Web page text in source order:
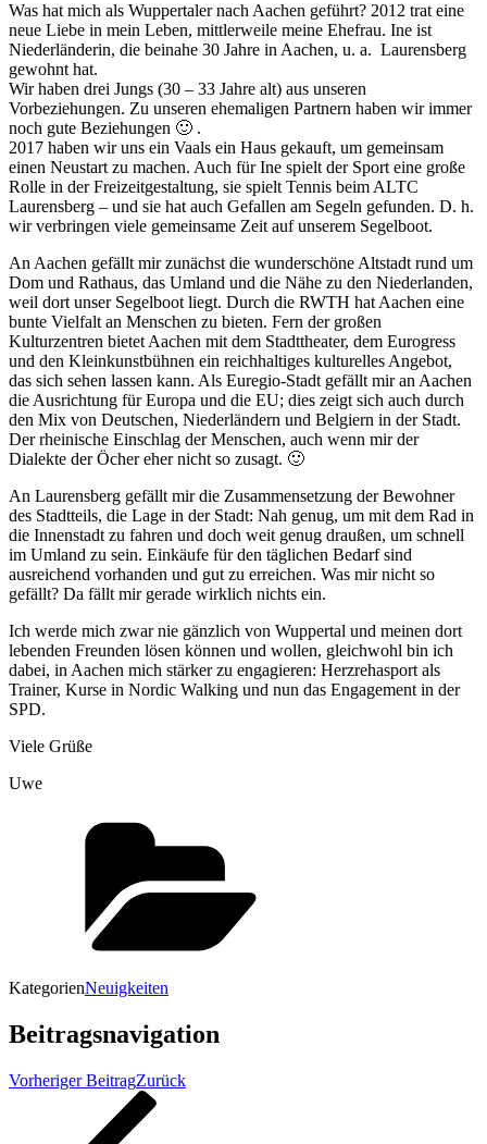
Was hat mich als Wuppertaler nach Aachen geführt? 2012 trat eine
neue Liebe in mein Leben, mittlerweile meine Ehefrau. Ine ist
Niederländerin, die beinahe 30 Jahre in Aachen, u. a. Laurensberg
gewohnt hat.
Wir haben drei Jungs (30 – 33 Jahre alt) aus unseren
Vorbeziehungen. Zu unseren ehemaligen Partnern haben wir immer
noch gute Beziehungen 🙂 .
2017 haben wir uns ein Vaals ein Haus gekauft, um gemeinsam
einen Neustart zu machen. Auch für Ine spielt der Sport eine große
Rolle in der Freizeitgestaltung, sie spielt Tennis beim ALTC
Laurensberg – und sie hat auch Gefallen am Segeln gefunden. D. h.
wir verbringen viele gemeinsame Zeit auf unserem Segelboot.
An Aachen gefällt mir zunächst die wunderschöne Altstadt rund um
Dom und Rathaus, das Umland und die Nähe zu den Niederlanden,
weil dort unser Segelboot liegt. Durch die RWTH hat Aachen eine
bunte Vielfalt an Menschen zu bieten. Fern der großen
Kulturzentren bietet Aachen mit dem Stadttheater, dem Eurogress
und den Kleinkunstbühnen ein reichhaltiges kulturelles Angebot,
das sich sehen lassen kann. Als Euregio-Stadt gefällt mir an Aachen
die Ausrichtung für Europa und die EU; dies zeigt sich auch durch
den Mix von Deutschen, Niederländern und Belgiern in der Stadt.
Der rheinische Einschlag der Menschen, auch wenn mir der
Dialekte der Öcher eher nicht so zusagt. 🙂
An Laurensberg gefällt mir die Zusammensetzung der Bewohner
des Stadtteils, die Lage in der Stadt: Nah genug, um mit dem Rad in
die Innenstadt zu fahren und doch weit genug draußen, um schnell
im Umland zu sein. Einkäufe für den täglichen Bedarf sind
ausreichend vorhanden und gut zu erreichen. Was mir nicht so
gefällt? Da fällt mir gerade wirklich nichts ein.
Ich werde mich zwar nie gänzlich von Wuppertal und meinen dort
lebenden Freunden lösen können und wollen, gleichwohl bin ich
dabei, in Aachen mich stärker zu engagieren: Herzrehasport als
Trainer, Kurse in Nordic Walking und nun das Engagement in der
SPD.
Viele Grüße
Uwe
KategorienNeuigkeiten
Beitragsnavigation
Vorheriger BeitragZurück